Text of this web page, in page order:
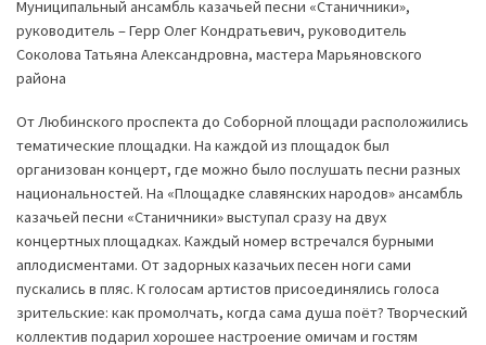
Муниципальный ансамбль казачьей песни «Станичники»,
руководитель – Герр Олег Кондратьевич, руководитель
Соколова Татьяна Александровна, мастера Марьяновского
района
От Любинского проспекта до Соборной площади расположились
тематические площадки. На каждой из площадок был
организован концерт, где можно было послушать песни разных
национальностей. На «Площадке славянских народов» ансамбль
казачьей песни «Станичники» выступал сразу на двух
концертных площадках. Каждый номер встречался бурными
аплодисментами. От задорных казачьих песен ноги сами
пускались в пляс. К голосам артистов присоединялись голоса
зрительские: как промолчать, когда сама душа поёт? Творческий
коллектив подарил хорошее настроение омичам и гостям